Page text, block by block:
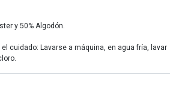
y 50% Algodón.
cuidado: Lavarse a máquina, en agua fría, lavar